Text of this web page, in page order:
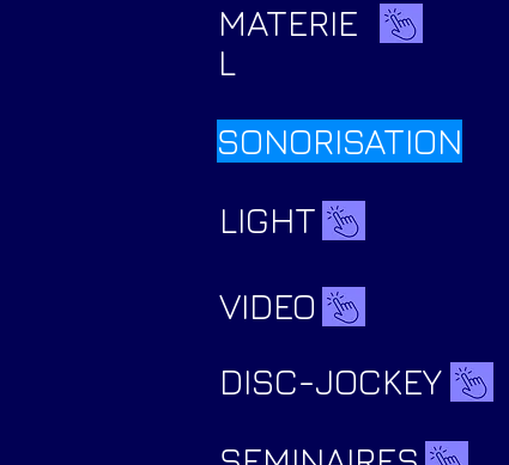
MATERIE
L
SONORISATION
LIGHT
VIDEO
DISC-JOCKEY